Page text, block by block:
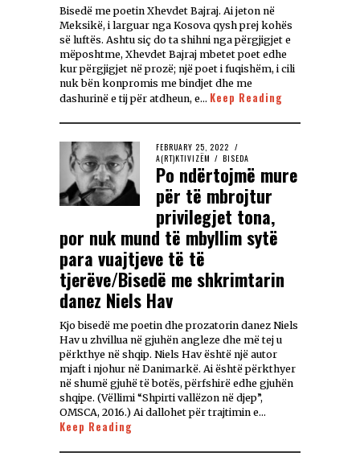
Bisedë me poetin Xhevdet Bajraj. Ai jeton në
Meksikë, i larguar nga Kosova qysh prej kohës
së luftës. Ashtu siç do ta shihni nga përgjigjet e
mëposhtme, Xhevdet Bajraj mbetet poet edhe
kur përgjigjet në prozë; një poet i fuqishëm, i cili
nuk bën konpromis me bindjet dhe me
dashurinë e tij për atdheun, e… Keep Reading
FEBRUARY 25, 2022
A(RT)KTIVIZËM / BISEDA
Po ndërtojmë mure
për të mbrojtur
privilegjet tona,
por nuk mund të mbyllim sytë
para vuajtjeve të të
tjerëve/Bisedë me shkrimtarin
danez Niels Hav
Kjo bisedë me poetin dhe prozatorin danez Niels
Hav u zhvillua në gjuhën angleze dhe më tej u
përkthye në shqip. Niels Hav është një autor
mjaft i njohur në Danimarkë. Ai është përkthyer
në shumë gjuhë të botës, përfshirë edhe gjuhën
shqipe. (Vëllimi “Shpirti vallëzon në djep”,
OMSCA, 2016.) Ai dallohet për trajtimin e…
Keep Reading